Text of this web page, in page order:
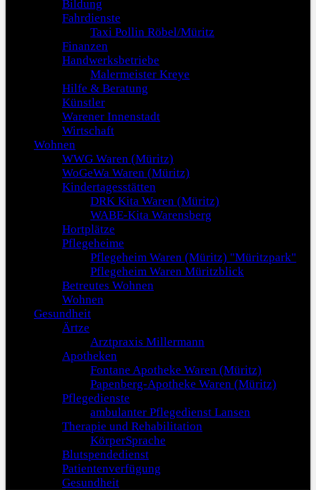
Bildung
Fahrdienste
Taxi Pollin Röbel/Müritz
Finanzen
Handwerksbetriebe
Malermeister Kreye
Hilfe & Beratung
Künstler
Warener Innenstadt
Wirtschaft
Wohnen
WWG Waren (Müritz)
WoGeWa Waren (Müritz)
Kindertagesstätten
DRK Kita Waren (Müritz)
WABE-Kita Warensberg
Hortplätze
Pflegeheime
Pflegeheim Waren (Müritz) "Müritzpark"
Pflegeheim Waren Müritzblick
Betreutes Wohnen
Wohnen
Gesundheit
Ärtze
Arztpraxis Millermann
Apotheken
Fontane Apotheke Waren (Müritz)
Papenberg-Apotheke Waren (Müritz)
Pflegedienste
ambulanter Pflegedienst Lansen
Therapie und Rehabilitation
KörperSprache
Blutspendedienst
Patientenverfügung
Gesundheit